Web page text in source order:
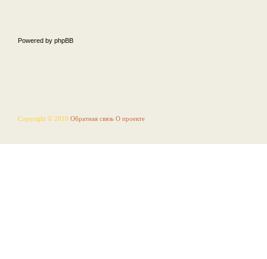
Powered by phpBB
Copyright © 2010 Обратная связь О проекте